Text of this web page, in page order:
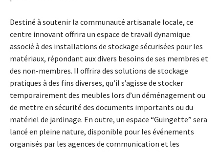
Destiné à soutenir la communauté artisanale locale, ce
centre innovant offrira un espace de travail dynamique
associé à des installations de stockage sécurisées pour les
matériaux, répondant aux divers besoins de ses membres et
des non-membres. Il offrira des solutions de stockage
pratiques à des fins diverses, qu’il s’agisse de stocker
temporairement des meubles lors d’un déménagement ou
de mettre en sécurité des documents importants ou du
matériel de jardinage. En outre, un espace “Guingette” sera
lancé en pleine nature, disponible pour les événements
organisés par les agences de communication et les